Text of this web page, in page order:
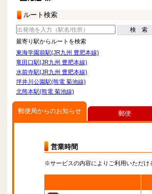
ルート検索
検 索
最寄り駅からルートを検索
東海学園前駅(JR九州 豊肥本線)
竜田口駅(JR九州 豊肥本線)
水前寺駅(JR九州 豊肥本線)
坪井川公園駅(熊電 菊池線)
北熊本駅(熊電 菊池線)
郵便局からのお知らせ
営業時間
※サービスの内容によりご利用いただけ
郵便